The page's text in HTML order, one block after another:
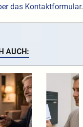
das Kontaktformular.
AUCH: